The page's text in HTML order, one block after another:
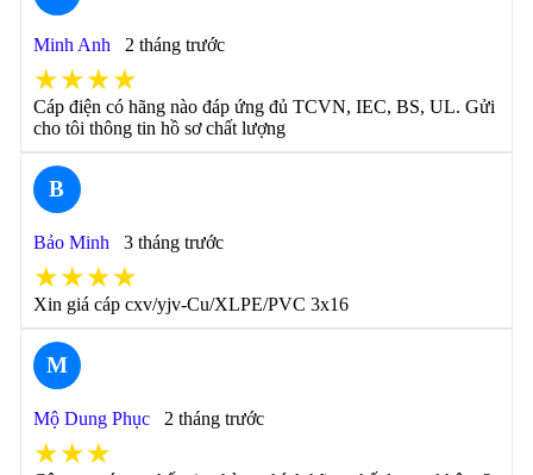
Minh Anh 2 tháng trước
★★★★
Cáp điện có hãng nào đáp ứng đủ TCVN, IEC, BS, UL. Gửi
cho tôi thông tin hồ sơ chất lượng
B
Bảo Minh 3 tháng trước
★★★★
Xin giá cáp cxv/yjv-Cu/XLPE/PVC 3x16
M
Mộ Dung Phục 2 tháng trước
★★★